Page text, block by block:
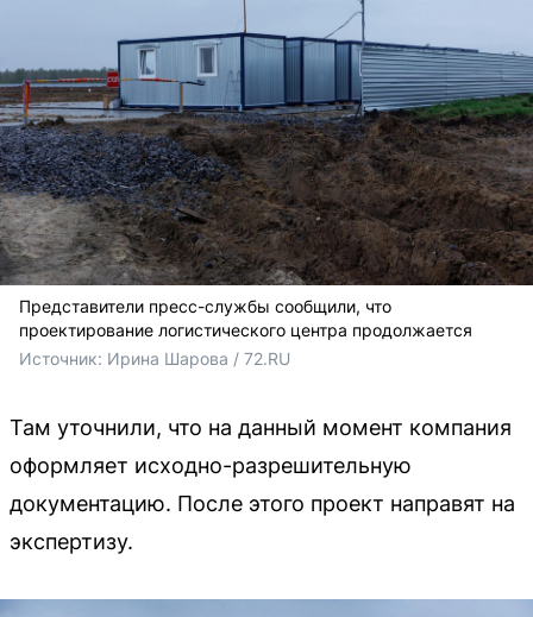
Представители пресс-службы сообщили, что
проектирование логистического центра продолжается
Источник: Ирина Шарова / 72.RU
Там уточнили, что на данный момент компания
оформляет исходно-разрешительную
документацию. После этого проект направят на
экспертизу.